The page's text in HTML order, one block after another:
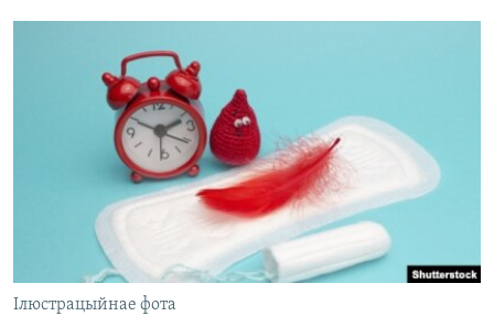
НА ХВАЛЯХ СВАБОДЫ
Усе сайты РС/РСЭ
Ілюстрацыйнае фота